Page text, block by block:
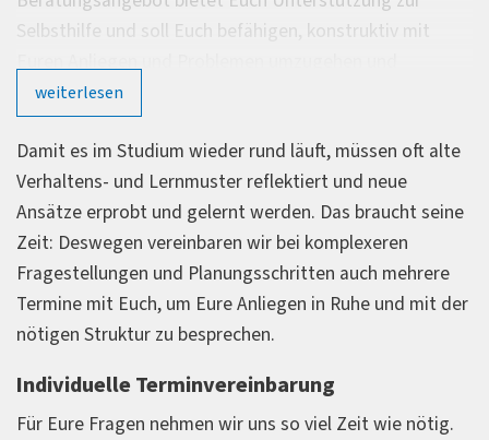
Selbsthilfe und soll Euch befähigen, konstruktiv mit
Euren Anliegen und Problemen umzugehen und
Lösungswege zu finden.
Zum Beispiel bei:
Problemen mit der Stu­dienmo­ti­va­tion
(Prü­fungs-)Äng­sten
Stress­symp­to­men
einem anstehenden Dritt- oder Viertversuch in einer
Prüfung
(Entscheidungs-)Konflikten im Studium
Kon­takt­schwie­rig­kei­ten im Studium
weiterlesen
Damit es im Studium wieder rund läuft, müssen oft alte
Verhaltens- und Lernmuster reflektiert und neue
Ansätze erprobt und gelernt werden. Das braucht seine
Zeit: Deswegen vereinbaren wir bei komplexeren
Fragestellungen und Planungsschritten auch mehrere
Termine mit Euch, um Eure Anliegen in Ruhe und mit der
nötigen Struktur zu besprechen.
Individuelle Terminvereinbarung
Für Eure Fragen nehmen wir uns so viel Zeit wie nötig.